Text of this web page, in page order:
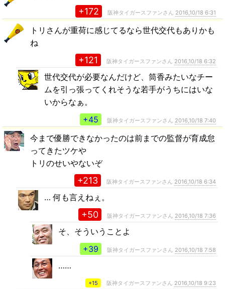
+172 阪神タイガースファンさん 2016,10/18 6:31
トリさんが重荷に感じてるなら世代交代もありかも
ね
+121 阪神タイガースファンさん 2016,10/18 6:32
世代交代が必要なんだけど、筒香みたいなチー
ムを引っ張ってくれそうな若手がうちにはいな
いからなぁ。
+45
阪神タイガースファンさん 2016,10/18 7:40
今まで優勝できなかったのは前までの監督が育成怠
ってきたツケや
トリのせいやないぞ
+213 阪神タイガースファンさん 2016,10/18 6:34
… 何も言えねぇ。
+50 阪神タイガースファンさん 2016,10/18 7:36
そ、そういうことよ
+39
阪神タイガースファンさん 2016,10/18 7:58
……
+15 阪神タイガースファンさん 2016,10/18 9:23